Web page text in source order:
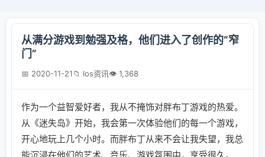
从满分游戏到勉强及格，他们进入了创作的“窄
门”
📅 2020-11-21📁 Ios资讯👁 1,368
作为一个益智爱好者，我从不掩饰对胖布丁游戏的热爱。
从《迷失岛》开始，我会第一次体验他们的每一个游戏，
开心地玩上几个小时。而胖布丁从来不会让我失望，我总